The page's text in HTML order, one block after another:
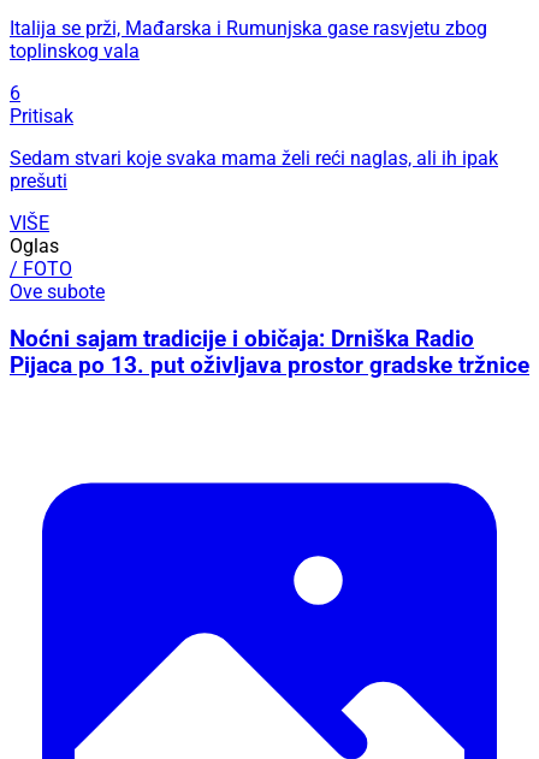
Italija se prži, Mađarska i Rumunjska gase rasvjetu zbog
toplinskog vala
6
Pritisak
Sedam stvari koje svaka mama želi reći naglas, ali ih ipak
prešuti
VIŠE
Oglas
/ FOTO
Ove subote
Noćni sajam tradicije i običaja: Drniška Radio
Pijaca po 13. put oživljava prostor gradske tržnice